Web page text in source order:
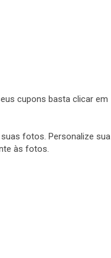
cupons basta clicar em
fotos. Personalize sua
às fotos.